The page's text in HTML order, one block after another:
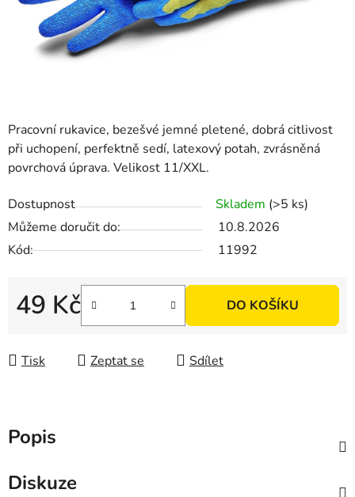
Pracovní rukavice, bezešvé jemné pletené, dobrá citlivost
při uchopení, perfektně sedí, latexový potah, zvrásněná
povrchová úprava. Velikost 11/XXL.
Dostupnost Skladem (>5 ks)
Můžeme doručit do:
10.8.2026
Kód:
11992
49 Kč
Měrná cena:
DO KOŠÍKU
Tisk Zeptat se Sdílet
Popis
Diskuze